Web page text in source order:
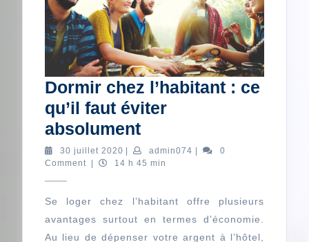
Dormir chez l’habitant : ce
qu’il faut éviter
absolumentDormir
chez
l’habitant
ce
qu’il
30 juillet 2020 30
juillet
admin074 admin074
0
Comment
14 h 45 min
Se loger chez l’habitant offre plusieurs
avantages surtout en termes d’économie.
Au lieu de dépenser votre argent à l’hôtel,